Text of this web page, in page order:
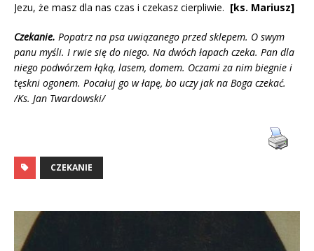
Jezu, że masz dla nas czas i czekasz cierpliwie. [ks. Mariusz]
Czekanie. Popatrz na psa uwiązanego przed sklepem. O swym
panu myśli. I rwie się do niego. Na dwóch łapach czeka. Pan dla
niego podwórzem łąką, lasem, domem. Oczami za nim biegnie i
tęskni ogonem. Pocałuj go w łapę, bo uczy jak na Boga czekać.
/Ks. Jan Twardowski/
CZEKANIE